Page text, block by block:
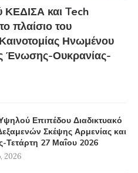
και Tech
πλαίσιο του
Ηνωμένου
Ένωσης-Ουκρανίας-
Επιπέδου Διαδικτυακό
Σκέψης Αρμενίας και
Τετάρτη 27 Μαΐου 2026
2026